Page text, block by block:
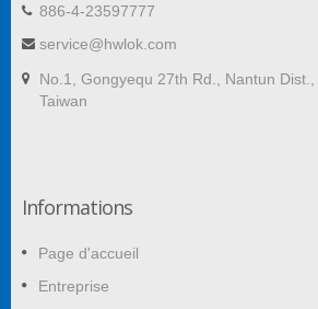
886-4-23597777
service@hwlok.com
No.1, Gongyequ 27th Rd., Nantun
Taiwan
Informations
Page d'accueil
Entreprise